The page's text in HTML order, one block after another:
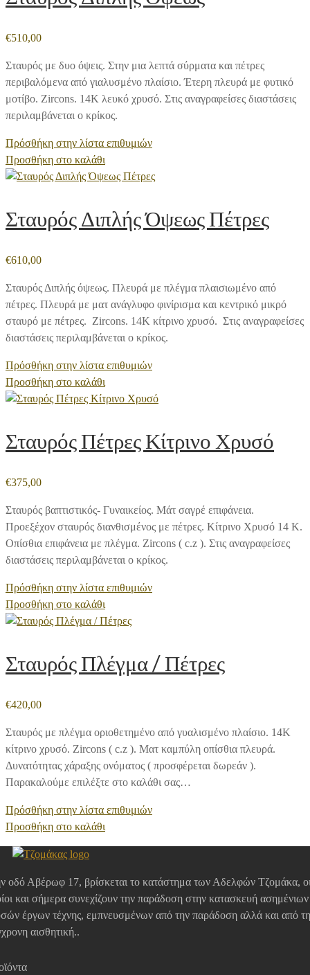
€510,00
Σταυρός με δυο όψεις. Στην μια λεπτά σύρματα και πέτρες
περιβαλόμενα από γιαλυσμένο πλαίσιο. Έτερη πλευρά με φυτικό
μοτίβο. Zircons. 14Κ λευκό χρυσό. Στις αναγραφείσες διαστάσεις
περιλαμβάνεται ο κρίκος.
Πρόσθήκη στην λίστα επιθυμιών
Προσθήκη στο καλάθι
Σταυρός Διπλής Όψεως Πέτρες
€610,00
Σταυρός Διπλής όψεως. Πλευρά με πλέγμα πλαισιωμένο από
πέτρες. Πλευρά με ματ ανάγλυφο φινίρισμα και κεντρικό μικρό
σταυρό με πέτρες. Zircons. 14Κ κίτρινο χρυσό. Στις αναγραφείσες
διαστάσεις περιλαμβάνεται ο κρίκος.
Πρόσθήκη στην λίστα επιθυμιών
Προσθήκη στο καλάθι
Σταυρός Πέτρες Κίτρινο Χρυσό
€375,00
Σταυρός βαπτιστικός- Γυναικείος. Μάτ σαγρέ επιφάνεια.
Προεξέχον σταυρός διανθισμένος με πέτρες. Κίτρινο Χρυσό 14 Κ.
Οπίσθια επιφάνεια με πλέγμα. Zircons ( c.z ). Στις αναγραφείσες
διαστάσεις περιλαμβάνεται ο κρίκος.
Πρόσθήκη στην λίστα επιθυμιών
Προσθήκη στο καλάθι
Σταυρός Πλέγμα / Πέτρες
€420,00
Σταυρός με πλέγμα οριοθετημένο από γυαλισμένο πλαίσιο. 14Κ
κίτρινο χρυσό. Zircons ( c.z ). Ματ καμπύλη οπίσθια πλευρά.
Δυνατότητας χάραξης ονόματος ( προσφέρεται δωρεάν ).
Παρακαλούμε επιλέξτε στο καλάθι σας…
Πρόσθήκη στην λίστα επιθυμιών
Προσθήκη στο καλάθι
οδό Αβέρωφ 17, βρίσκεται το κατάστημα των Αδελφών Τζομάκα,
και σήμερα συνεχίζουν την παράδοση στην κατασκευή ασημένιων
έργων τέχνης, εμπνευσμένων από την παράδοση αλλά και από
αισθητική..